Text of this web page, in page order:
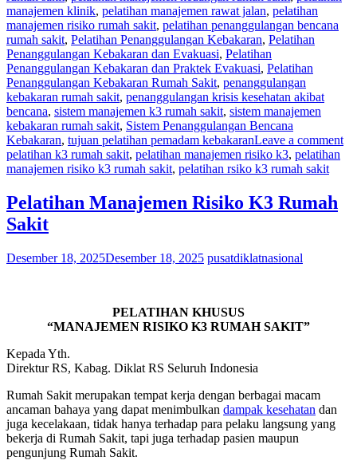
manajemen klinik, pelatihan manajemen rawat jalan, pelatihan
manajemen risiko rumah sakit, pelatihan penanggulangan bencana
rumah sakit, Pelatihan Penanggulangan Kebakaran, Pelatihan
Penanggulangan Kebakaran dan Evakuasi, Pelatihan
Penanggulangan Kebakaran dan Praktek Evakuasi, Pelatihan
Penanggulangan Kebakaran Rumah Sakit, penanggulangan
kebakaran rumah sakit, penanggulangan krisis kesehatan akibat
bencana, sistem manajemen k3 rumah sakit, sistem manajemen
kebakaran rumah sakit, Sistem Penanggulangan Bencana
Kebakaran, tujuan pelatihan pemadam kebakaranLeave a comment
pelatihan k3 rumah sakit, pelatihan manajemen risiko k3, pelatihan
manajemen risiko k3 rumah sakit, pelatihan rsiko k3 rumah sakit
Pelatihan Manajemen Risiko K3 Rumah
Sakit
Desember 18, 2025Desember 18, 2025 pusatdiklatnasional
PELATIHAN KHUSUS
“MANAJEMEN RISIKO K3 RUMAH SAKIT”
Kepada Yth.
Direktur RS, Kabag. Diklat RS Seluruh Indonesia
Rumah Sakit merupakan tempat kerja dengan berbagai macam
ancaman bahaya yang dapat menimbulkan dampak kesehatan dan
juga kecelakaan, tidak hanya terhadap para pelaku langsung yang
bekerja di Rumah Sakit, tapi juga terhadap pasien maupun
pengunjung Rumah Sakit.